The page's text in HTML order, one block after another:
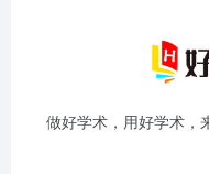
做好学术，用好学术